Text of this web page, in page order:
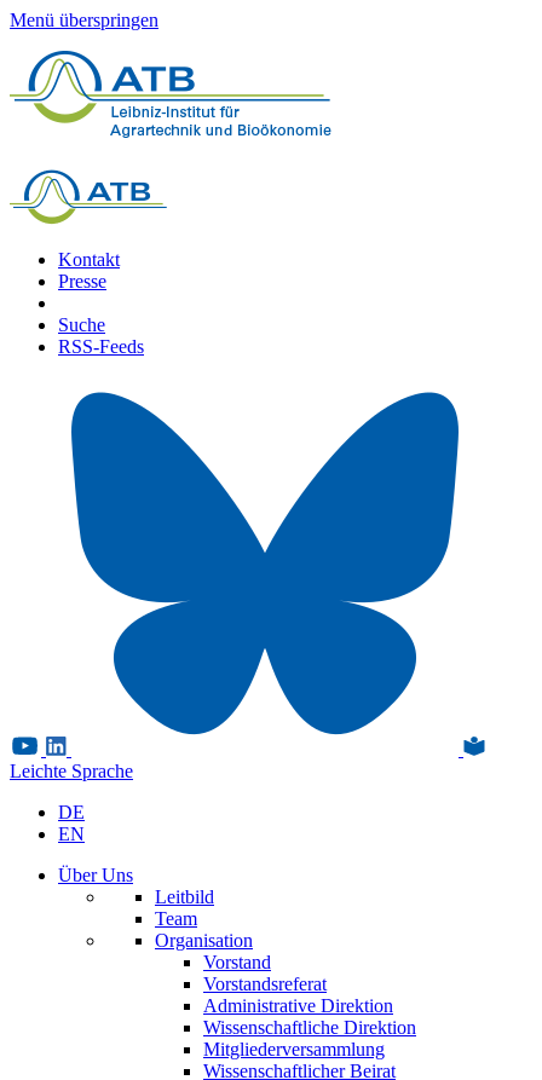
Menü überspringen
Kontakt
Presse
Suche
RSS-Feeds
Leichte Sprache
DE
EN
Über Uns
Leitbild
Team
Organisation
Vorstand
Vorstandsreferat
Administrative Direktion
Wissenschaftliche Direktion
Mitgliederversammlung
Wissenschaftlicher Beirat